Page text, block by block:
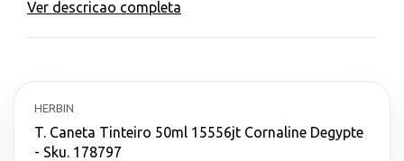
Ver descricao completa
HERBIN
T. Caneta Tinteiro 50ml 15556jt Cornaline Degypte
- Sku. 178797